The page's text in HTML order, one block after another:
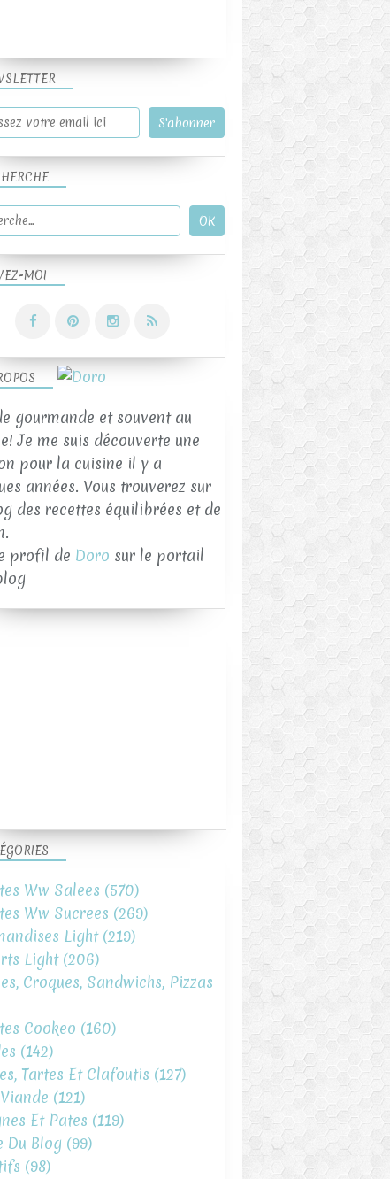
MOI
gourmande et souvent au
Je me suis découverte une
pour la cuisine il y a
années. Vous trouverez sur
des recettes équilibrées et de
profil de Doro sur le portail
Ww Salees (570)
Ww Sucrees (269)
Light(219)
Light(206)
Croques, Sandwichs, Pizzas
Cookeo (160)
(142)
Tartes Et Clafoutis (127)
(121)
Et Pates (119)
Du Blog (99)
(98)